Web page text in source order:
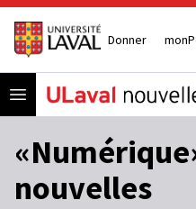
Donner
Open menu
nouvelles